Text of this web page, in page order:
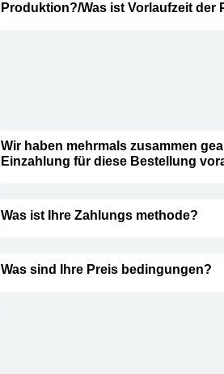
Produktion?/Was ist Vorlaufzeit der
Wir haben mehrmals zusammen
Einzahlung für diese Bestellung
Was ist Ihre Zahlungs methode?
Was sind Ihre Preis bedingungen?